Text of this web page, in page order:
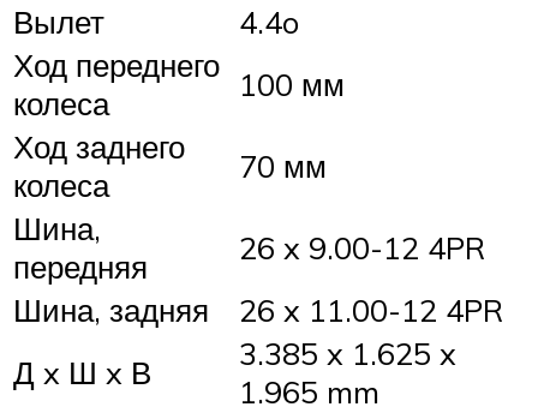
Вылет
4.4o
Ход переднего
колеса
100 мм
Ход заднего
колеса
70 мм
Шина,
передняя
26 x 9.00-12 4PR
Шина, задняя
26 x 11.00-12 4PR
Д x Ш x В
3.385 x 1.625 x
1.965 mm